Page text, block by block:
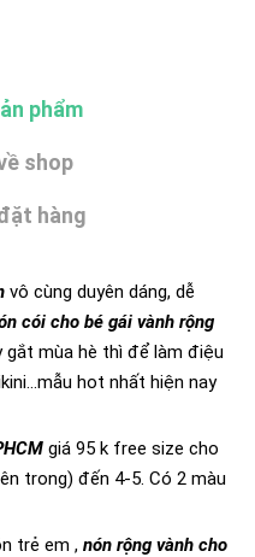
phẩm
shop
hàng
vô cùng duyên dáng, dễ
cói cho bé gái vành rộng
gắt mùa hè thì để làm điệu
hot nhất hiện nay
giá 95 k free size cho
trong) đến 4-5. Có 2 màu
trẻ em , nón rộng vành cho